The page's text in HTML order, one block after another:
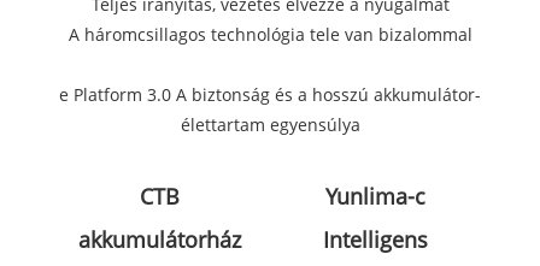
A háromcsillagos technológia tele van bizalommal
e Platform 3.0 A biztonság és a hosszú akkumulátor-
élettartam egyensúlya
CTB
akkumulátorház
Yunlima-c
Intelligens